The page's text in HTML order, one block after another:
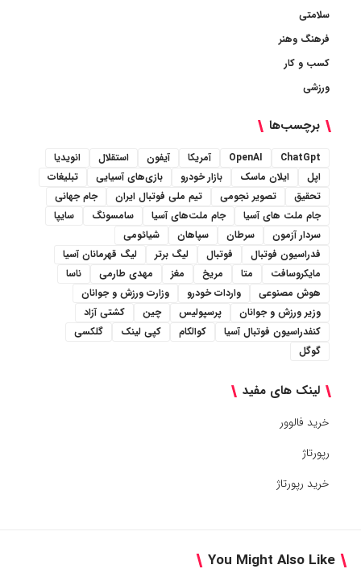
سلامتی
فرهنگ وهنر
کسب و کار
ورزشی
برچسب‌ها
ChatGpt
OpenAI آمریکا آیفون استقلال
انویدیا
اپل
ایلان ماسک بازار خودرو بازی‌های آسیایی
تبلیغات
تحقیق
تصویر نجومی تیم ملی فوتبال ایران
جام جهانی
جام ملت های آسیا
جام ملت‌های آسیا سامسونگ
سایپا
سردار آزمون
سرطان سپاهان
شیائومی
فدراسیون فوتبال
فوتبال لیگ برتر
لیگ قهرمانان آسیا
مایکروسافت
متا مریخ مغز مهدی طارمی
ناسا
هوش مصنوعی
واردات خودرو
وزارت ورزش و جوانان
وزیر ورزش و جوانان
پرسپولیس چین
کشتی آزاد
کنفدراسیون فوتبال آسیا
کوالکام کپی لینک
گلکسی
گوگل
لینک های مفید
خرید فالوور
رپورتاژ
خرید رپورتاژ
You Might Also Like